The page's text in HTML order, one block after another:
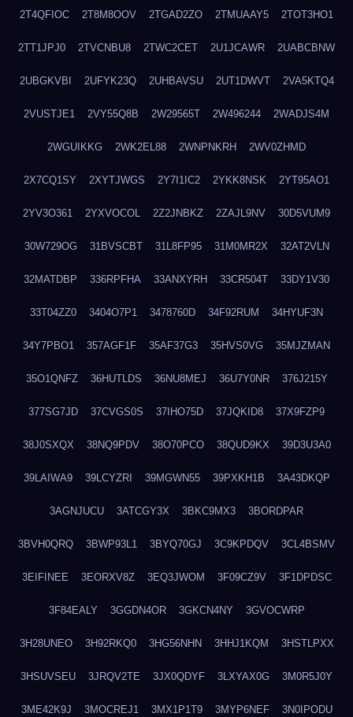
2T4QFIOC 2T8M8OOV 2TGAD2ZO 2TMUAAY5 2TOT3HO1
2TT1JPJ0 2TVCNBU8 2TWC2CET 2U1JCAWR 2UABCBNW
2UBGKVBI 2UFYK23Q 2UHBAVSU 2UT1DWVT 2VA5KTQ4
2VUSTJE1 2VY55Q8B 2W29565T 2W496244 2WADJS4M
2WGUIKKG 2WK2EL88 2WNPNKRH 2WV0ZHMD
2X7CQ1SY 2XYTJWGS 2Y7I1IC2 2YKK8NSK 2YT95AO1
2YV3O361 2YXVOCOL 2Z2JNBKZ 2ZAJL9NV 30D5VUM9
30W729OG 31BVSCBT 31L8FP95 31M0MR2X 32AT2VLN
32MATDBP 336RPFHA 33ANXYRH 33CR504T 33DY1V30
33T04ZZ0 3404O7P1 3478760D 34F92RUM 34HYUF3N
34Y7PBO1 357AGF1F 35AF37G3 35HVS0VG 35MJZMAN
35O1QNFZ 36HUTLDS 36NU8MEJ 36U7Y0NR 376J215Y
377SG7JD 37CVGS0S 37IHO75D 37JQKID8 37X9FZP9
38J0SXQX 38NQ9PDV 38O70PCO 38QUD9KX 39D3U3A0
39LAIWA9 39LCYZRI 39MGWN55 39PXKH1B 3A43DKQP
3AGNJUCU 3ATCGY3X 3BKC9MX3 3BORDPAR
3BVH0QRQ 3BWP93L1 3BYQ70GJ 3C9KPDQV 3CL4BSMV
3EIFINEE 3EORXV8Z 3EQ3JWOM 3F09CZ9V 3F1DPDSC
3F84EALY 3GGDN4OR 3GKCN4NY 3GVOCWRP
3H28UNEO 3H92RKQ0 3HG56NHN 3HHJ1KQM 3HSTLPXX
3HSUVSEU 3JRQV2TE 3JX0QDYF 3LXYAX0G 3M0R5J0Y
3ME42K9J 3MOCREJ1 3MX1P1T9 3MYP6NEF 3N0IPODU